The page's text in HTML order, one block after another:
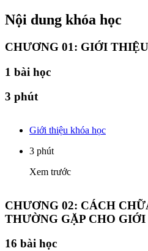
Nội dung khóa học
CHƯƠNG 01: GIỚI
1 bài học
3 phút
Giới thiệu khóa học
3 phút
Xem trước
CHƯƠNG 02: CÁCH
THƯỜNG GẶP CHO
16 bài học